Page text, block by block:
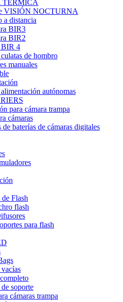
VISIÓN NOCTURNA
a distancia
BIR3
BIR2
BIR 4
de hombro
manuales
autónomas
para cámara trampa
cámaras
de baterías de cámaras digitales
Flash
flash
para flash
soporte
cámaras trampa